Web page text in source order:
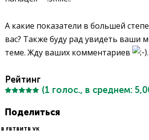
А какие показатели в большей
вас? Также буду рад увидеть ваши
теме. Жду ваших комментариев
.
Рейтинг
(1 голос., в среднем:
Поделиться
В FBТВИТВ VK